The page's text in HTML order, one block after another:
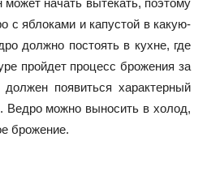
может начать вытекать, поэтому
с яблоками и капустой в какую-
должно постоять в кухне, где
пройдет процесс брожения за
появиться характерный
Ведро можно выносить в холод,
брожение.